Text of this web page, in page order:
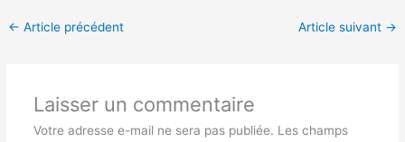
← Article précédent Article suivant →
Laisser un commentaire
Votre adresse e-mail ne sera pas publiée. Les champs